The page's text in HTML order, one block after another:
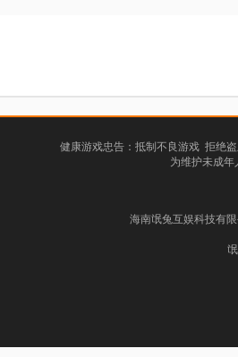
健康游戏忠告：抵制不良游戏 拒绝
为维护未成
海南氓兔互娱科技有